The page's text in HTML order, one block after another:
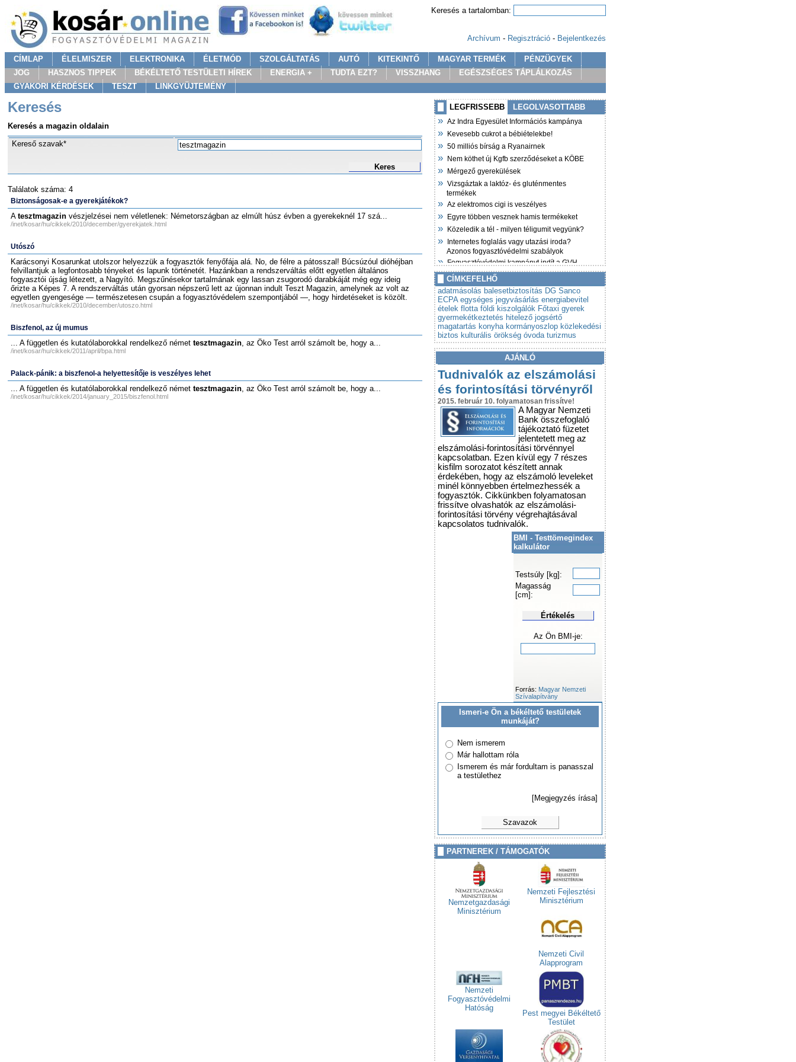
Keresés a tartalomban:
Archívum - Regisztráció - Bejelentkezés
CÍMLAP ÉLELMISZER ELEKTRONIKA ÉLETMÓD SZOLGÁLTATÁS AUTÓ KITEKINTŐ MAGYAR TERMÉK
PÉNZÜGYEK
JOG
HASZNOS TIPPEK BÉKÉLTETŐ TESTÜLETI HÍREK ENERGIA + TUDTA EZT? VISSZHANG
EGÉSZSÉGES TÁPLÁLKOZÁS
GYAKORI KÉRDÉSEK
TESZT LINKGYÜJTEMÉNY
Keresés
Keresés a magazin oldalain
Kereső szavak*
Keres
Találatok száma: 4
Biztonságosak-e a gyerekjátékok?
A tesztmagazin vészjelzései nem véletlenek: Németországban az elmúlt húsz évben a gyerekeknél 17 szá...
/inet/kosar/hu/cikkek/2010/december/gyerekjatek.html
Utószó
Karácsonyi Kosarunkat utolszor helyezzük a fogyasztók fenyőfája alá. No, de félre a pátosszal! Búcsúzóul dióhéjban
felvillantjuk a legfontosabb tényeket és lapunk történetét. Hazánkban a rendszerváltás előtt egyetlen általános
fogyasztói újság létezett, a Nagyító. Megszűnésekor tartalmának egy lassan zsugorodó darabkáját még egy ideig
őrizte a Képes 7. A rendszerváltás után gyorsan népszerű lett az újonnan indult Teszt Magazin, amelynek az volt az
egyetlen gyengesége — természetesen csupán a fogyasztóvédelem szempontjából —, hogy hirdetéseket is közölt.
/inet/kosar/hu/cikkek/2010/december/utoszo.html
Biszfenol, az új mumus
... A független és kutatólaborokkal rendelkező német tesztmagazin, az Öko Test arról számolt be, hogy a...
/inet/kosar/hu/cikkek/2011/april/bpa.html
Palack-pánik: a biszfenol-a helyettesítője is veszélyes lehet
... A független és kutatólaborokkal rendelkező német tesztmagazin, az Öko Test arról számolt be, hogy a...
/inet/kosar/hu/cikkek/2014/january_2015/biszfenol.html
LEGFRISSEBB LEGOLVASOTTABB
» Az Indra Egyesület Információs kampánya
» Kevesebb cukrot a bébiételekbe!
» 50 milliós bírság a Ryanairnek
» Nem köthet új Kgfb szerződéseket a KÖBE
» Mérgező gyerekülések
» Vizsgáztak a laktóz- és gluténmentes
termékek
» Az elektromos cigi is veszélyes
» Egyre többen vesznek hamis termékeket
» Közeledik a tél - milyen téligumit vegyünk?
»
Internetes foglalás vagy utazási iroda?
Azonos fogyasztóvédelmi szabályok
» Fogyasztóvédelmi kampányt indít a GVH
» Autót venne? Lebuktathatja a csalókat!
» Tovább szigorodnak az árubemutatókra
vonatkozó szabályok
CÍMKEFELHŐ
adatmásolás balesetbiztosítás DG Sanco
ECPA egységes jegyvásárlás energiabevitel
ételek flotta földi kiszolgálók Főtaxi gyerek
gyermekétkeztetés hitelező jogsértő
magatartás konyha kormányoszlop közlekedési
biztos kulturális örökség óvoda turizmus
AJÁNLÓ
Tudnivalók az elszámolási
és forintosítási törvényről
2015. február 10. folyamatosan frissítve!
A Magyar Nemzeti
Bank összefoglaló
tájékoztató füzetet
jelentetett meg az
elszámolási-forintosítási törvénnyel
kapcsolatban. Ezen kívül egy 7 részes
kisfilm sorozatot készített annak
érdekében, hogy az elszámoló leveleket
minél könnyebben értelmezhessék a
fogyasztók. Cikkünkben folyamatosan
frissítve olvashatók az elszámolási-
forintosítási törvény végrehajtásával
kapcsolatos tudnivalók.
BMI - Testtömegindex
kalkulátor
Testsúly [kg]:
Magasság
[cm]:
Értékelés
Az Ön BMI-je:
Forrás: Magyar Nemzeti
Szívalapítvány
Ismeri-e Ön a békéltető testületek
munkáját?
Nem ismerem
Már hallottam róla
Ismerem és már fordultam is panasszal
a testülethez
[Megjegyzés írása]
Szavazok
PARTNEREK / TÁMOGATÓK
Nemzetgazdasági
Minisztérium
Nemzeti Fejlesztési
Minisztérium
Nemzeti Civil
Alapprogram
Nemzeti
Fogyasztóvédelmi
Hatóság
Pest megyei Békéltető
Testület